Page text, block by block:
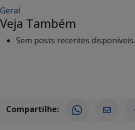
Geral
Veja Também
Sem posts recentes disponíveis.
Compartilhe: